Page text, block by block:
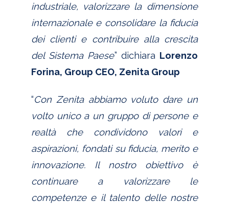
industriale, valorizzare la dimensione
internazionale e consolidare la fiducia
dei clienti e contribuire alla crescita
del Sistema Paese” dichiara Lorenzo
Forina, Group CEO, Zenita Group
“Con Zenita abbiamo voluto dare un
volto unico a un gruppo di persone e
realtà che condividono valori e
aspirazioni, fondati su fiducia, merito e
innovazione. Il nostro obiettivo è
continuare a valorizzare le
competenze e il talento delle nostre